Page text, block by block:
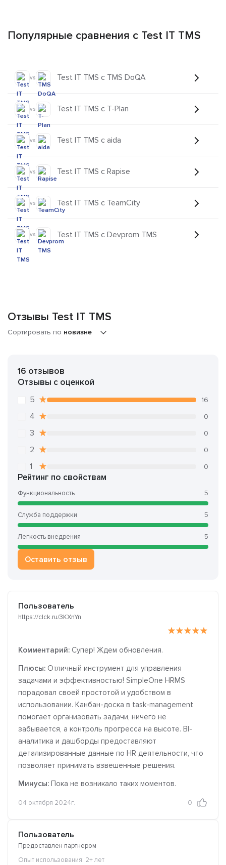
Популярные сравнения с Test IT TMS
vs Test IT TMS с TMS DoQA
vs Test IT TMS с T-Plan
vs Test IT TMS с aida
vs Test IT TMS с Rapise
vs Test IT TMS с TeamCity
vs Test IT TMS с Devprom TMS
Отзывы Test IT TMS
Сортировать по новизне
16 отзывов
Отзывы с оценкой
5 16
4 0
3 0
2 0
1 0
Рейтинг по свойствам
Функциональность 5
Служба поддержки 5
Легкость внедрения 5
Оставить отзыв
Пользователь
https://clck.ru/3KXnYn
Комментарий: Супер! Ждем обновления.
Плюсы: Отличный инструмент для управления
задачами и эффективностью! SimpleOne HRMS
порадовал своей простотой и удобством в
использовании. Канбан-доска в task-management
помогает организовать задачи, ничего не
забывается, а контроль прогресса на высоте. BI-
аналитика и дашборды предоставляют
детализированные данные по HR деятельности, что
позволяет принимать взвешенные решения.
Минусы: Пока не возникало таких моментов.
04 октября 2024г. 0
Пользователь
Предоставлен партнером
Опыт использования: 2+ лет